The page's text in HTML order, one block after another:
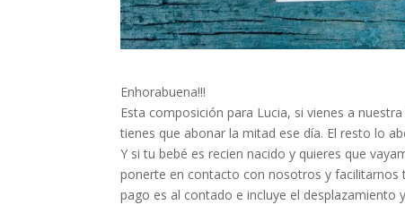
Enhorabuena!!!
Esta composición para Lucia, si vienes a
tienes que abonar la mitad ese día. El resto lo
Y si tu bebé es recien nacido y quieres que
ponerte en contacto con nosotros y facilitarnos
pago es al contado e incluye el desplazamiento